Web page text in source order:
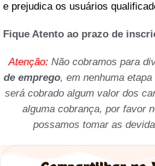
e prejudica os usuários
Fique Atento ao prazo de
Atenção: Não cobramos para
de emprego, em nenhuma etapa
será cobrado algum valor dos
alguma cobrança, por favor
possamos tomar as